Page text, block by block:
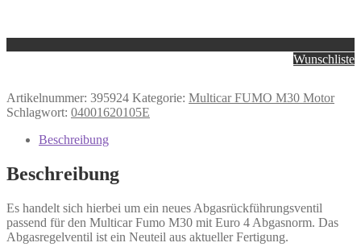
Wunschliste
Artikelnummer: 395924 Kategorie: Multicar FUMO M30 Motor
Schlagwort: 04001620105E
Beschreibung
Beschreibung
Es handelt sich hierbei um ein neues Abgasrückführungsventil
passend für den Multicar Fumo M30 mit Euro 4 Abgasnorm. Das
Abgasregelventil ist ein Neuteil aus aktueller Fertigung.